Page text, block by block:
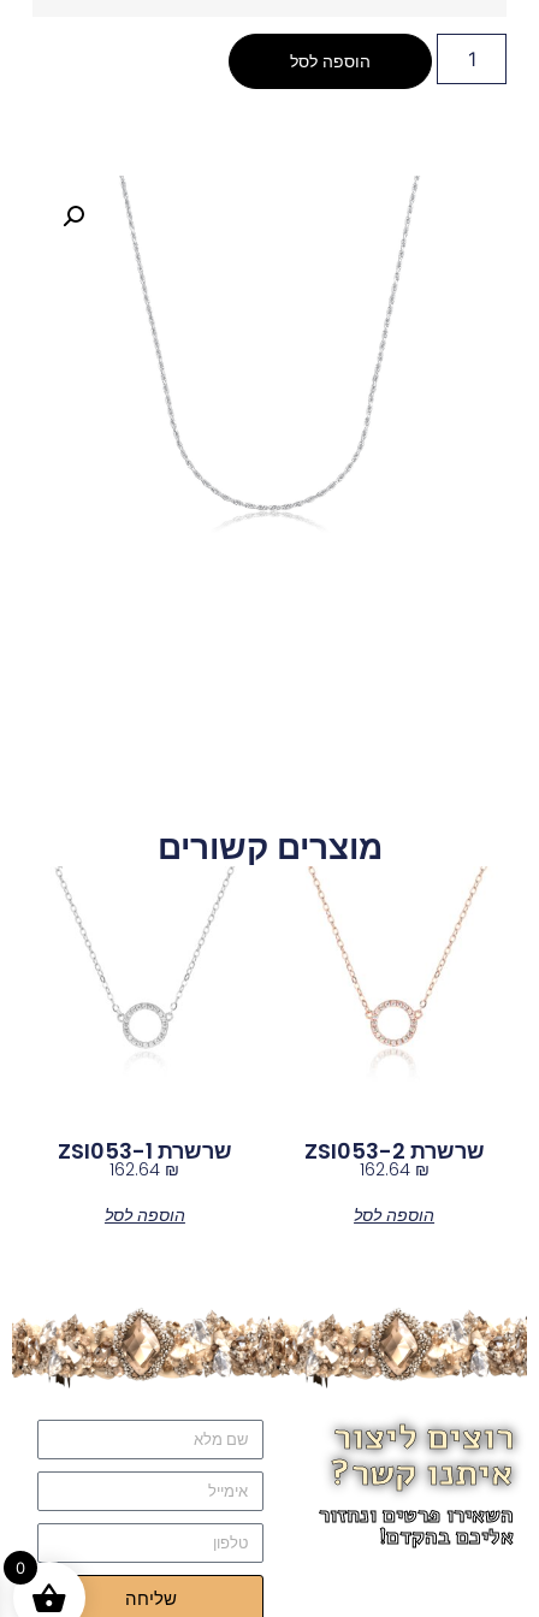
הוספה לסל
מוצרים קשורים
שרשרת ZSI053-2
162.64 ₪
הוספה לסל
שרשרת ZSI053-1
162.64 ₪
הוספה לסל
רוצים ליצור
איתנו קשר?
השאירו פרטים ונחזור
אליכם בהקדם!
שליחה
0